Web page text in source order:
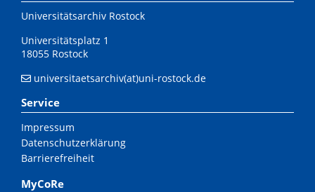
Universitätsarchiv Rostock
Universitätsplatz 1
18055 Rostock
universitaetsarchiv(at)uni-rostock.de
Service
Impressum
Datenschutzerklärung
Barrierefreiheit
MyCoRe